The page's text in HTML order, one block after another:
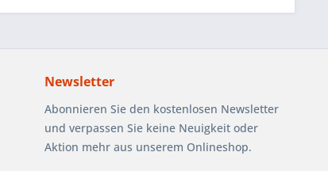
Newsletter
Abonnieren Sie den kostenlosen Newsletter
und verpassen Sie keine Neuigkeit oder
Aktion mehr aus unserem Onlineshop.